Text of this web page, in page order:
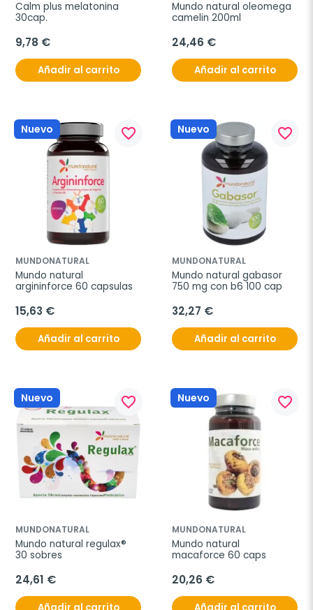
Calm plus melatonina
30cap.
9,78 €
Añadir al carrito
Mundo natural oleomega
camelin 200ml
24,46 €
Añadir al carrito
Nuevo favorite_border
MUNDONATURAL
Mundo natural
argininforce 60 capsulas
15,63 €
Añadir al carrito
Nuevo favorite_border
MUNDONATURAL
Mundo natural gabasor
750 mg con b6 100 cap
32,27 €
Añadir al carrito
Nuevo favorite_border
MUNDONATURAL
Mundo natural regulax®
30 sobres
24,61 €
Nuevo favorite_border
MUNDONATURAL
Mundo natural
macaforce 60 caps
20,26 €